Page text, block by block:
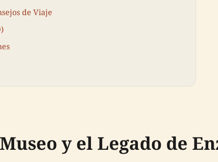
de Viaje
y el Legado de